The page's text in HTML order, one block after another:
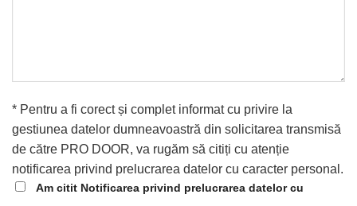
* Pentru a fi corect și complet informat cu privire la
gestiunea datelor dumneavoastră din solicitarea transmisă
de către PRO DOOR, va rugăm să citiți cu atenție
notificarea privind prelucrarea datelor cu caracter personal.
Am citit Notificarea privind prelucrarea datelor cu